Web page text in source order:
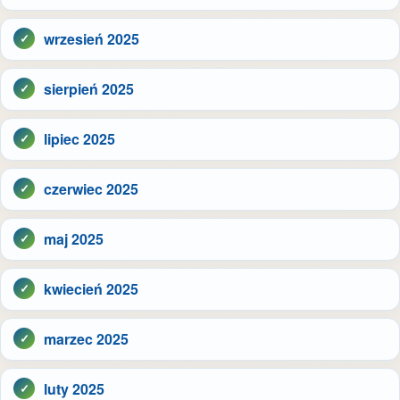
wrzesień 2025
sierpień 2025
lipiec 2025
czerwiec 2025
maj 2025
kwiecień 2025
marzec 2025
luty 2025